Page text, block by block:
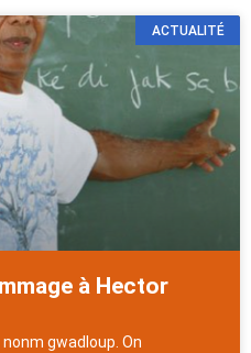
ACTUALITÉ
à Hector
gwadloup. On